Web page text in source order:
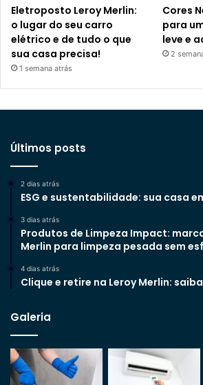
Eletroposto Leroy Merlin:
o lugar do seu carro
elétrico e de tudo o que
sua casa precisa!
1 semana atrás
Cores
para
leve e
2
Últimos posts
2 dias atrás
ESG e sustentabilidade: sua casa
3 dias atrás
Produtos de Limpeza Impact:
Merlin para limpeza pesada sem
4 dias atrás
Clique e retire na Leroy Merlin:
Galeria